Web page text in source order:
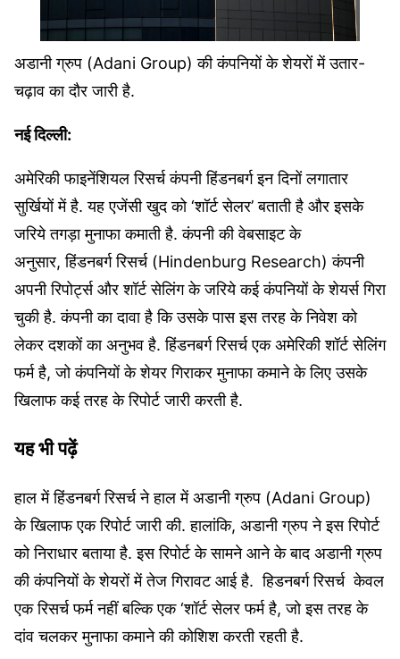
अडानी ग्रुप (Adani Group) की कंपनियों के शेयरों में उतार-
चढ़ाव का दौर जारी है.
नई दिल्ली:
अमेरिकी फाइनेंशियल रिसर्च कंपनी हिंडनबर्ग इन दिनों लगातार
सुर्खियों में है. यह एजेंसी खुद को ‘शॉर्ट सेलर’ बताती है और इसके
जरिये तगड़ा मुनाफा कमाती है. कंपनी की वेबसाइट के
अनुसार, हिंडनबर्ग रिसर्च (Hindenburg Research) कंपनी
अपनी रिपोर्ट्स और शॉर्ट सेलिंग के जरिये कई कंपनियों के शेयर्स गिरा
चुकी है. कंपनी का दावा है कि उसके पास इस तरह के निवेश को
लेकर दशकों का अनुभव है. हिंडनबर्ग रिसर्च एक अमेरिकी शॉर्ट सेलिंग
फर्म है, जो कंपनियों के शेयर गिराकर मुनाफा कमाने के लिए उसके
खिलाफ कई तरह के रिपोर्ट जारी करती है.
यह भी पढ़ें
हाल में हिंडनबर्ग रिसर्च ने हाल में अडानी ग्रुप (Adani Group)
के खिलाफ एक रिपोर्ट जारी की. हालांकि, अडानी ग्रुप ने इस रिपोर्ट
को निराधार बताया है. इस रिपोर्ट के सामने आने के बाद अडानी ग्रुप
की कंपनियों के शेयरों में तेज गिरावट आई है. हिडनबर्ग रिसर्च केवल
एक रिसर्च फर्म नहीं बल्कि एक ‘शॉर्ट सेलर फर्म है, जो इस तरह के
दांव चलकर मुनाफा कमाने की कोशिश करती रहती है.